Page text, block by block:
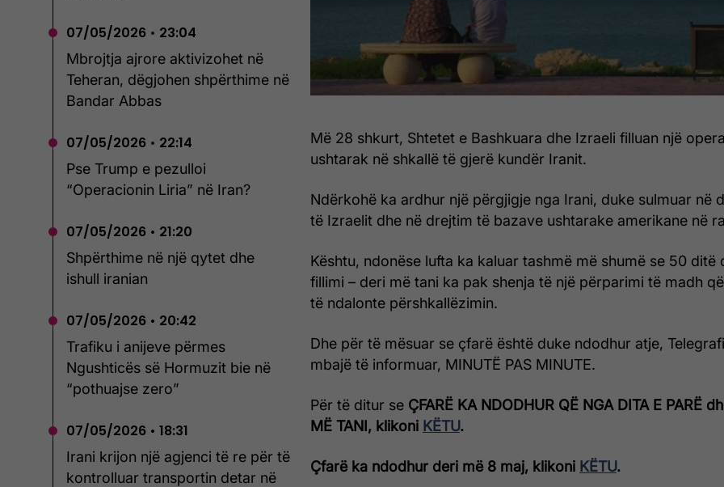
07/05/2026 • 23:04
Mbrojtja ajrore aktivizohet në
Teheran, dëgjohen shpërthime në
Bandar Abbas
07/05/2026 • 22:14
Pse Trump e pezulloi
“Operacionin Liria” në Iran?
07/05/2026 • 21:20
Shpërthime në një qytet dhe
ishull iranian
07/05/2026 • 20:42
Trafiku i anijeve përmes
Ngushticës së Hormuzit bie në
“pothuajse zero”
07/05/2026 • 18:31
Irani krijon një agjenci të re për të
kontrolluar transportin detar në
Më 28 shkurt, Shtetet e Bashkuara dhe Izraeli filluan një
ushtarak në shkallë të gjerë kundër Iranit.
Ndërkohë ka ardhur një përgjigje nga Irani, duke sulmuar në
të Izraelit dhe në drejtim të bazave ushtarake amerikane në
Kështu, ndonëse lufta ka kaluar tashmë më shumë se 50 ditë
fillimi – deri më tani ka pak shenja të një përparimi të madh
të ndalonte përshkallëzimin.
Dhe për të mësuar se çfarë është duke ndodhur atje,
mbajë të informuar, MINUTË PAS MINUTE.
Për të ditur se ÇFARË KA NDODHUR QË NGA DITA E PARË
MË TANI, klikoni KËTU.
Çfarë ka ndodhur deri më 8 maj, klikoni KËTU.